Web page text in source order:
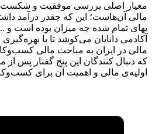
معیار اصلی بررسی موفقیت و شکست
مالی آن‌هاست؛ این که چقدر درآمد
بهای تمام شده چه میزان بوده است و
آکادمی دانایان می‌کوشد تا با
مالی در ایران به مباحث مالی
که دنبال کنندگان این پنج گفتار پس از
اولیه‌ی مالی و اهمیت آن برای